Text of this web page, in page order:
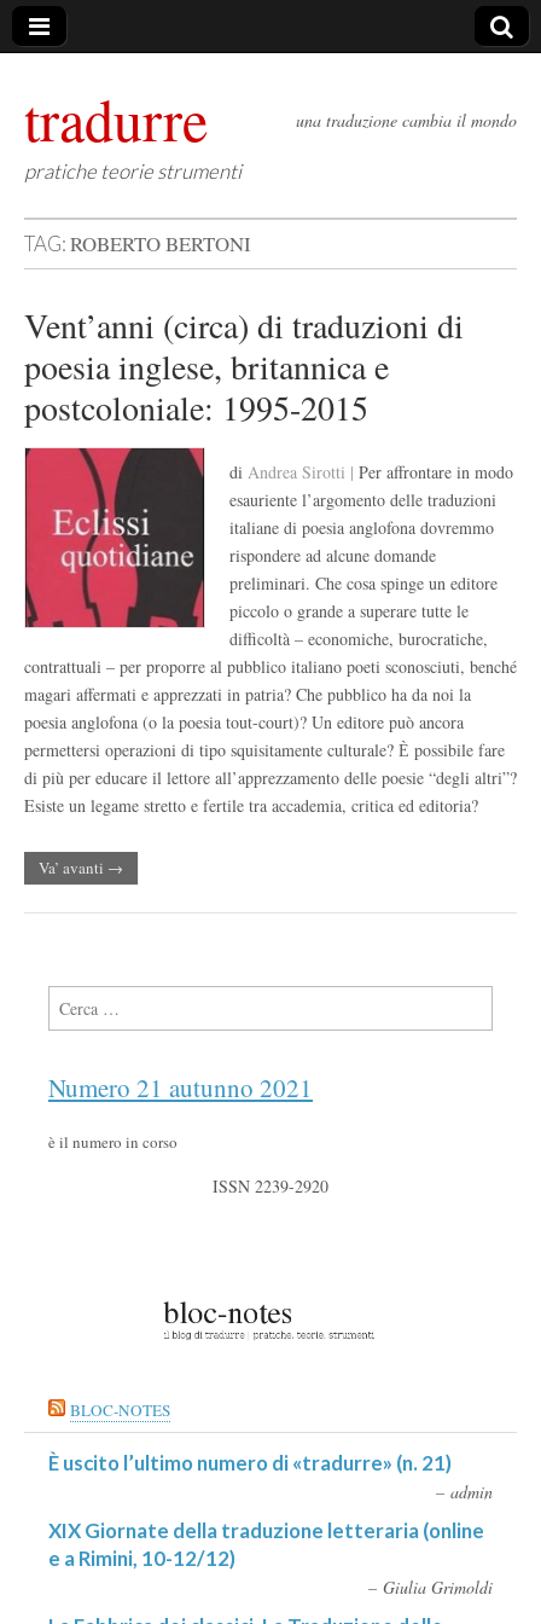
tradurre
pratiche teorie strumenti
una traduzione cambia il mondo
TAG:ROBERTO BERTONI
Vent’anni (circa) di traduzioni di
poesia inglese, britannica e
postcoloniale: 1995-2015
di Andrea Sirotti | Per affrontare in modo
esauriente l’argomento delle traduzioni
italiane di poesia anglofona dovremmo
rispondere ad alcune domande
preliminari. Che cosa spinge un editore
piccolo o grande a superare tutte le
difficoltà – economiche, burocratiche,
contrattuali – per proporre al pubblico italiano poeti sconosciuti, benché
magari affermati e apprezzati in patria? Che pubblico ha da noi la
poesia anglofona (o la poesia tout-court)? Un editore può ancora
permettersi operazioni di tipo squisitamente culturale? Ѐ possibile fare
di più per educare il lettore all’apprezzamento delle poesie “degli altri”?
Esiste un legame stretto e fertile tra accademia, critica ed editoria?
Va’ avanti →
Ricerca per:
Numero 21 autunno 2021
è il numero in corso
ISSN 2239-2920
BLOC-NOTES
È uscito l’ultimo numero di «tradurre» (n. 21)
admin
XIX Giornate della traduzione letteraria (online
e a Rimini, 10-12/12)
Giulia Grimoldi